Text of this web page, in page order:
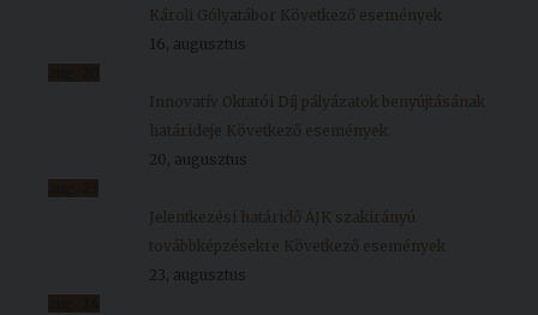
Károli Gólyatábor Következő események
16, augusztus
Innovatív Oktatói Díj pályázatok benyújtásának
határideje Következő események
20, augusztus
Jelentkezési határidő ÁJK szakirányú
továbbképzésekre Következő események
23, augusztus